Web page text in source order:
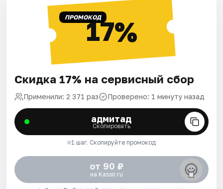
ПРОМОКОД17%
Скидка 17% на сервисный сбор
Применили: 2 371 раз Проверено: 1 минуту назад
адмитад
Скопировать
1 шаг. Скопируйте промокод
от 90 ₽
на Kassir.ru